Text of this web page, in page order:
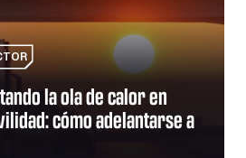
la ola de calor en
cómo adelantarse a